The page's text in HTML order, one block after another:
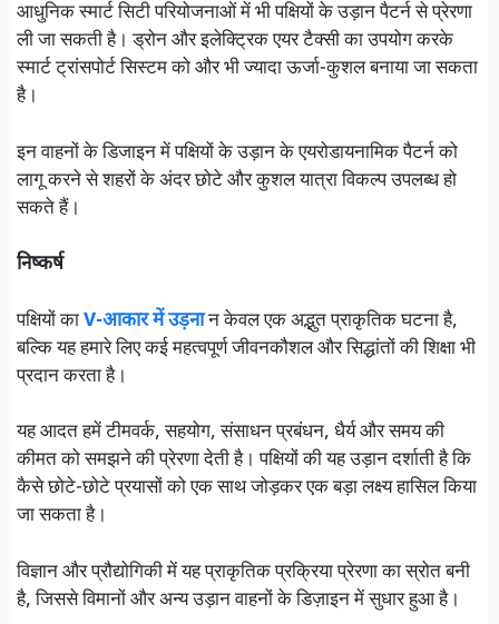
आधुनिक स्मार्ट सिटी परियोजनाओं में भी पक्षियों के उड़ान पैटर्न से प्रेरणा
ली जा सकती है। ड्रोन और इलेक्ट्रिक एयर टैक्सी का उपयोग करके
स्मार्ट ट्रांसपोर्ट सिस्टम को और भी ज्यादा ऊर्जा-कुशल बनाया जा सकता
है।
इन वाहनों के डिजाइन में पक्षियों के उड़ान के एयरोडायनामिक पैटर्न को
लागू करने से शहरों के अंदर छोटे और कुशल यात्रा विकल्प उपलब्ध हो
सकते हैं।
निष्कर्ष
पक्षियों काV-आकार में उड़नान केवल एक अद्भुत प्राकृतिक घटना है,
बल्कि यह हमारे लिए कई महत्वपूर्ण जीवनकौशल और सिद्धांतों की शिक्षा भी
प्रदान करता है।
यह आदत हमें टीमवर्क, सहयोग, संसाधन प्रबंधन, धैर्य और समय की
कीमत को समझने की प्रेरणा देती है। पक्षियों की यह उड़ान दर्शाती है कि
कैसे छोटे-छोटे प्रयासों को एक साथ जोड़कर एक बड़ा लक्ष्य हासिल किया
जा सकता है।
विज्ञान और प्रौद्योगिकी में यह प्राकृतिक प्रक्रिया प्रेरणा का स्रोत बनी
है, जिससे विमानों और अन्य उड़ान वाहनों के डिज़ाइन में सुधार हुआ है।